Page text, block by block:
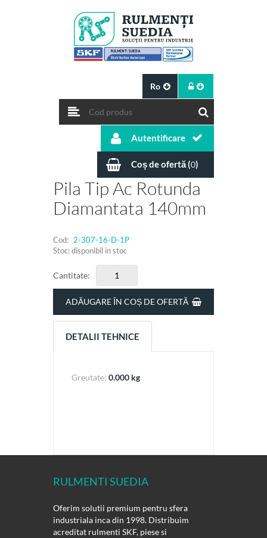
Ro
Autentificare
Coș de ofertă (0)
Pila Tip Ac Rotunda
Diamantata 140mm
Cod: 2-307-16-D-1P
Stoc: disponibil in stoc
Cantitate:
DETALII TEHNICE
Greutate: 0.000 kg
RULMENTI SUEDIA
Oferim solutii premium pentru sfera
industriala inca din 1998. Distribuim
acreditat rulmenti SKF, piese si